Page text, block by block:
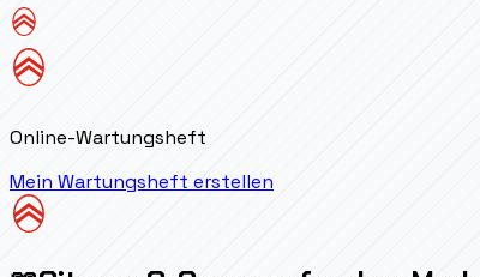
Online-Wartungsheft
Mein Wartungsheft erstellen